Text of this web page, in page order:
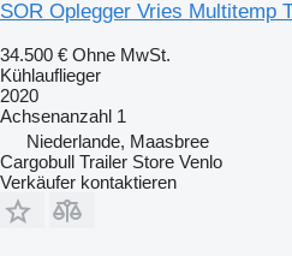
SOR Oplegger Vries Multitemp
34.500 € Ohne MwSt.
Kühlauflieger
2020
Achsenanzahl 1
Niederlande, Maasbree
Cargobull Trailer Store Venlo
Verkäufer kontaktieren